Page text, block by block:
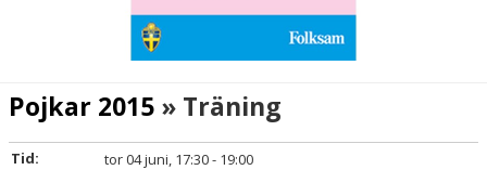
TRUPPEN
Pojkar 2015 » Träning
Tid:
tor 04 juni, 17:30 - 19:00